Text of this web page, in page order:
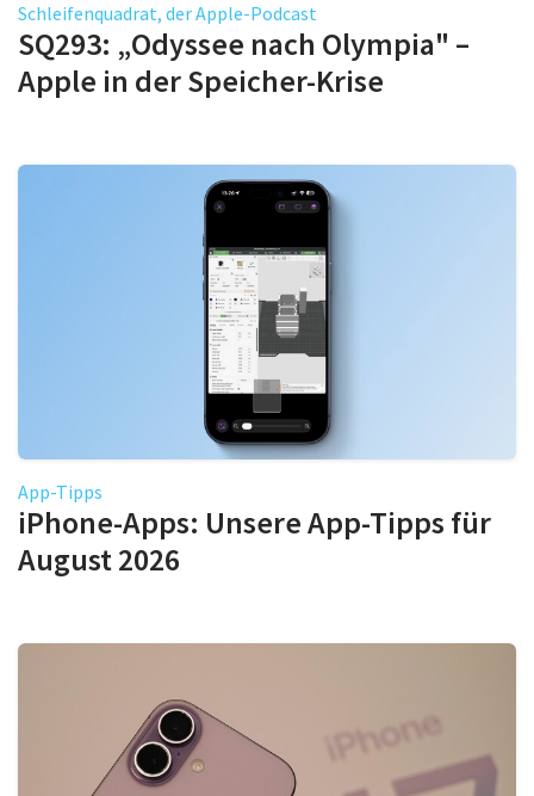
Schleifenquadrat, der Apple-Podcast
SQ293: „Odyssee nach Olympia" –
Apple in der Speicher-Krise
App-Tipps
iPhone-Apps: Unsere App-Tipps für
August 2026